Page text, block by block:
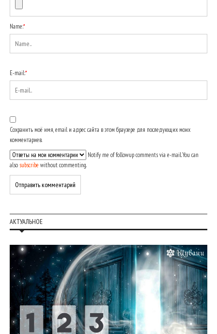
Name:*
E-mail:*
Сохранить моё имя, email и адрес сайта в этом браузере для последующих моих
комментариев.
Notify me of followup comments via e-mail. You can
also subscribe without commenting.
АКТУАЛЬНОЕ